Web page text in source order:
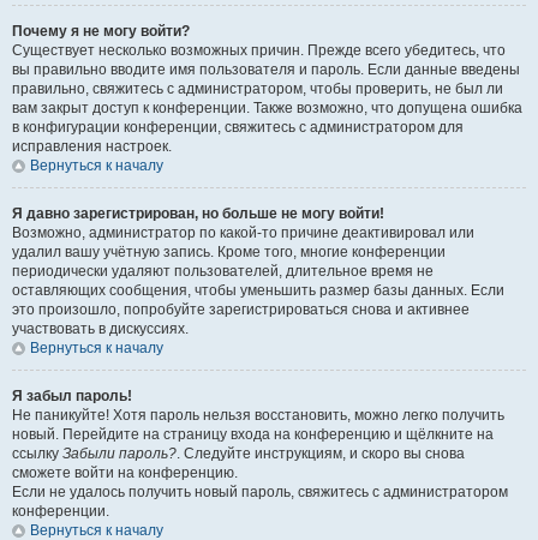
Почему я не могу войти?
Существует несколько возможных причин. Прежде всего убедитесь, что
вы правильно вводите имя пользователя и пароль. Если данные введены
правильно, свяжитесь с администратором, чтобы проверить, не был ли
вам закрыт доступ к конференции. Также возможно, что допущена ошибка
в конфигурации конференции, свяжитесь с администратором для
исправления настроек.
Вернуться к началу
Я давно зарегистрирован, но больше не могу войти!
Возможно, администратор по какой-то причине деактивировал или
удалил вашу учётную запись. Кроме того, многие конференции
периодически удаляют пользователей, длительное время не
оставляющих сообщения, чтобы уменьшить размер базы данных. Если
это произошло, попробуйте зарегистрироваться снова и активнее
участвовать в дискуссиях.
Вернуться к началу
Я забыл пароль!
Не паникуйте! Хотя пароль нельзя восстановить, можно легко получить
новый. Перейдите на страницу входа на конференцию и щёлкните на
ссылку Забыли пароль?. Следуйте инструкциям, и скоро вы снова
сможете войти на конференцию.
Если не удалось получить новый пароль, свяжитесь с администратором
конференции.
Вернуться к началу